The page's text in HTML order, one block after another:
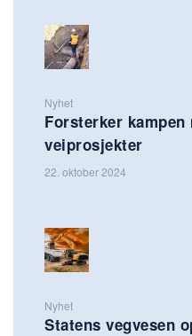
Nyhet
Forsterker
veiprosjekter
22. oktober 2024
Nyhet
Statens vegvesen